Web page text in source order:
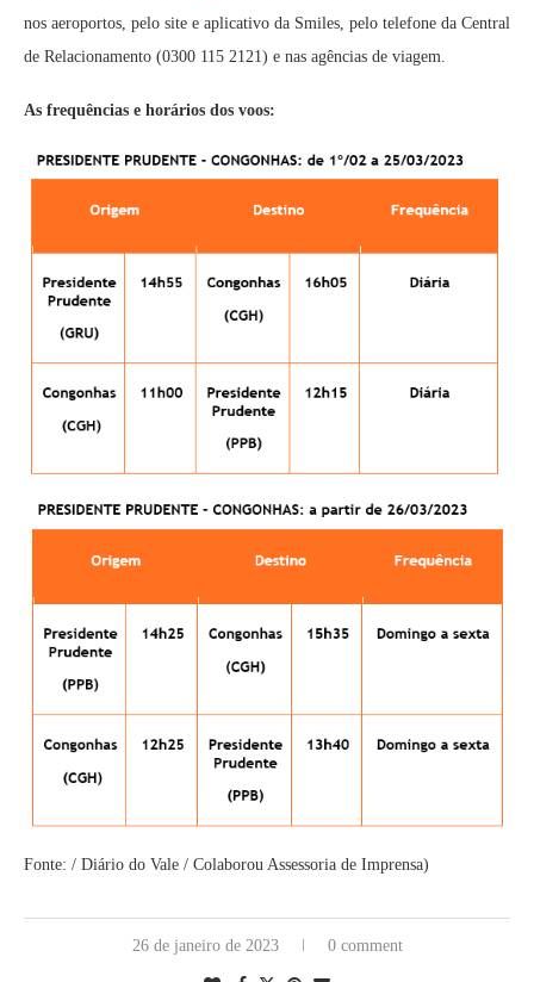
nos aeroportos, pelo site e aplicativo da Smiles, pelo telefone da Central
de Relacionamento (0300 115 2121) e nas agências de viagem.
As frequências e horários dos voos:
Fonte: / Diário do Vale / Colaborou Assessoria de Imprensa)
26 de janeiro de 2023 0 comment